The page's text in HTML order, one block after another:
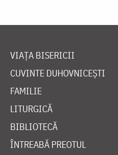
VIAȚA BISERICII
CUVINTE DUHOVNICEȘTI
FAMILIE
LITURGICĂ
BIBLIOTECĂ
ÎNTREABĂ PREOTUL